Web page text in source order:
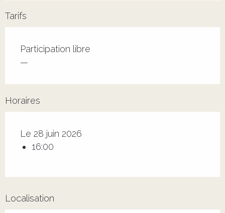
Tarifs
Tarifs 2026
Participation libre
—
Horaires
Le 28 juin 2026
16:00
Localisation